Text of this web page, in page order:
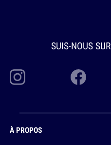
SUIS-NOUS SUR
À PROPOS